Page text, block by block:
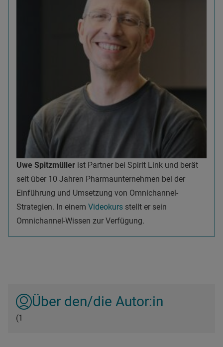
Uwe Spitzmüller ist Partner bei Spirit Link und berät
seit über 10 Jahren Pharmaunternehmen bei der
Einführung und Umsetzung von Omnichannel-
Strategien. In einem Videokurs stellt er sein
Omnichannel-Wissen zur Verfügung.
Über den/die Autor:in
(1